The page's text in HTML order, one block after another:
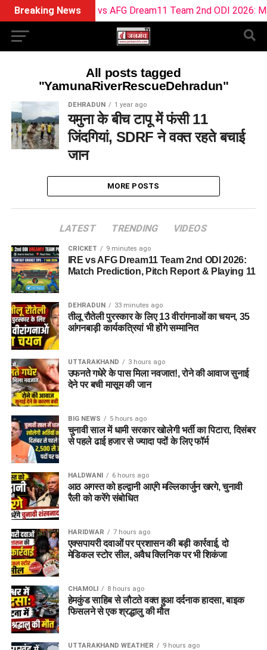
Breaking NewsIRE vs AFG Dream11 Team 2nd ODI 2026:
All posts tagged
"YamunaRiverRescueDehradun"
DEHRADUN 1 year ago
यमुना के बीच टापू में फंसी 11
जिंदगियां, SDRF ने वक्त रहते बचाई
जान
MORE POSTS
LATEST TRENDING VIDEOS
CRICKET 9 minutes ago
IRE vs AFG Dream11 Team 2nd ODI 2026:
Match Prediction, Pitch Report & Playing 11
DEHRADUN 33 minutes ago
तीलू रौतेली पुरस्कार के लिए 13 वीरांगनाओं का चयन, 35
आंगनबाड़ी कार्यकत्रियां भी होंगे सम्मानित
UTTARAKHAND 3 hours ago
उफनते गधेरे के पास मिला नवजात!, रोने की आवाज सुनाई
देने पर बची मासूम की जान
BIG NEWS 5 hours ago
चुनावी साल में धामी सरकार खोलेगी भर्ती का पिटारा, दिसंबर
से पहले ढाई हजार से ज्यादा पदों के लिए फॉर्म
HALDWANI 6 hours ago
आठ अगस्त को हल्द्वानी आएंगे मल्लिकार्जुन खरगे, चुनावी
रैली को करेंगे संबोधित
HARIDWAR 7 hours ago
एक्सपायरी दवाओं पर प्रशासन की बड़ी कार्रवाई, दो
मेडिकल स्टोर सील, अवैध क्लिनिक पर भी शिकंजा
CHAMOLI 8 hours ago
हेमकुंड साहिब से लौटते वक्त हुआ दर्दनाक हादसा, बाइक
फिसलने से एक श्रद्धालु की मौत
UTTARAKHAND WEATHER 9 hours ago